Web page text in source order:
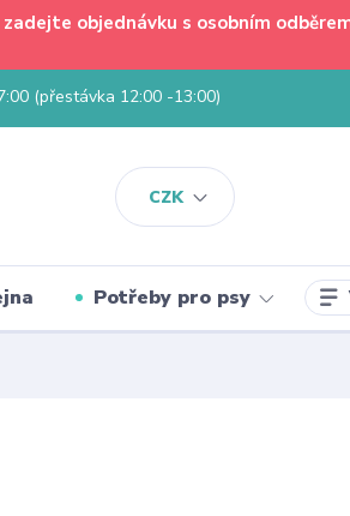
objednávku s osobním
CZK
(přestávka 12:00 -13:00)
Potřeby pro psy